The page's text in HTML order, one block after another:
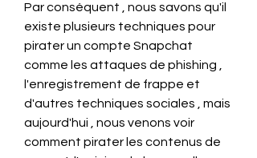
Par conséquent , nous savons qu'il
existe plusieurs techniques pour
pirater un compte Snapchat
comme les attaques de phishing ,
l'enregistrement de frappe et
d'autres techniques sociales , mais
aujourd'hui , nous venons voir
comment pirater les contenus de